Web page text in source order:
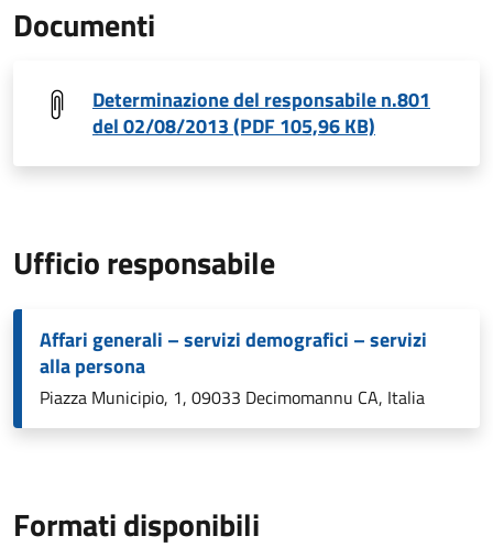
Documenti
Determinazione del responsabile n.801
del 02/08/2013 (PDF 105,96 KB)
Ufficio responsabile
Affari generali – servizi demografici – servizi
alla persona
Piazza Municipio, 1, 09033 Decimomannu CA, Italia
Formati disponibili